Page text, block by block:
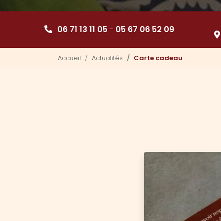
06 71 13 11 05 - 05 67 06 52 09
Accueil Actualités Carte cadeau